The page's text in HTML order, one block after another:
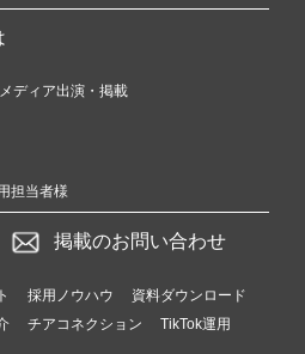
メディア出演・掲載
担当者様
掲載のお問い合わせ
採用ノウハウ
資料ダウンロード
チアコネクション
TikTok運用